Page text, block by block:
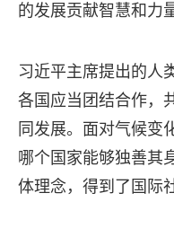
的发展贡献智慧和力
习近平主席提出的人
各国应当团结合作，
同发展。面对气候变
哪个国家能够独善其
体理念，得到了国际